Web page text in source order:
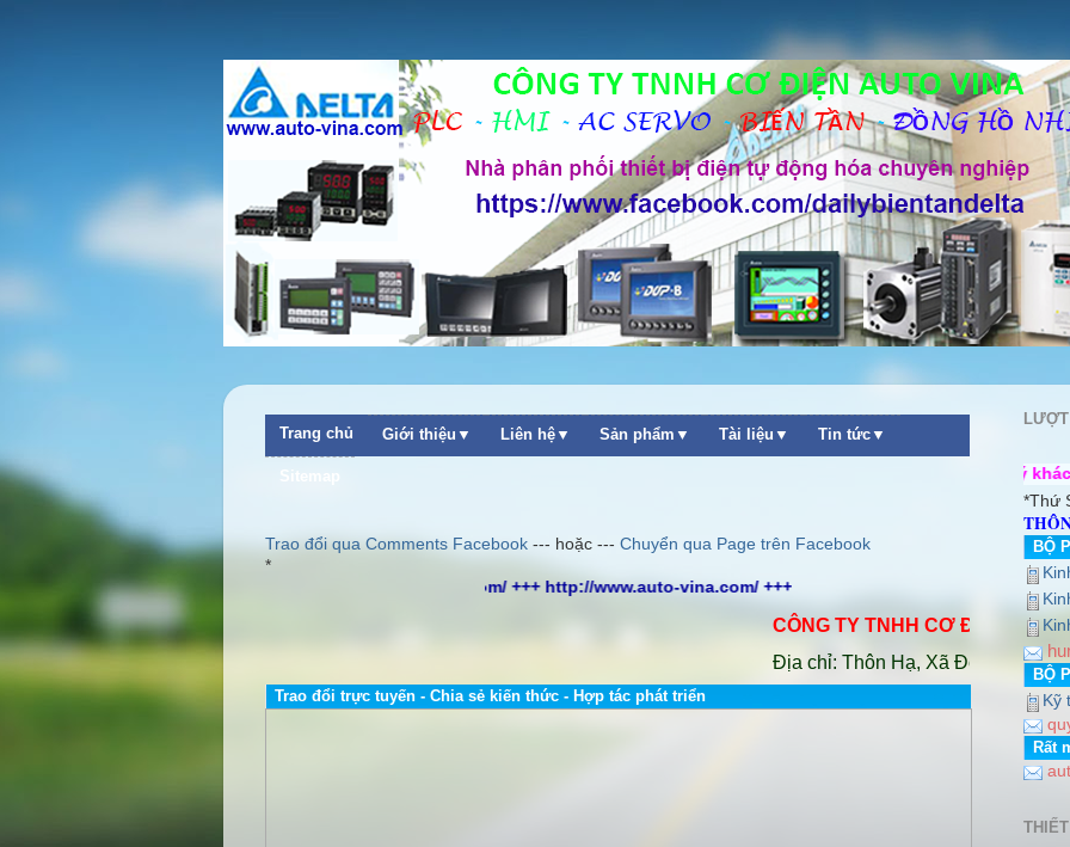
Trang chủ Giới thiệu▼ Liên hệ▼ Sản phẩm▼ Tài liệu▼ Tin tức▼
Sitemap
Trao đổi qua Comments Facebook --- hoặc --- Chuyển qua Page trên Facebook
*
http://www.dailybientandelta.com/ +++ http://www.auto-vina.com/ +++
CÔNG TY TNHH CƠ ĐIỆN AUTO
Địa chỉ: Thôn Hạ, Xã Đông Dư, Huyện
Trao đổi trực tuyến - Chia sẻ kiến thức - Hợp tác phát triển
++ Chào mừng quý khách ghé thăm
*Thứ
BỘ
BỘ
Kỹ
Rất